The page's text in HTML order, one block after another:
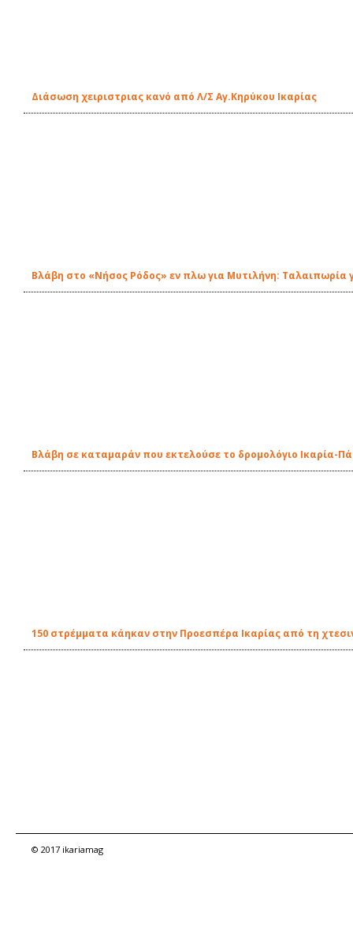
Διάσωση χειριστριας κανό από Λ/Σ Αγ.Κηρύκου Ικαρίας
Βλάβη στο «Νήσος Ρόδος» εν πλω για Μυτιλήνη: Ταλαιπωρία
Βλάβη σε καταμαράν που εκτελούσε το δρομολόγιο Ικαρία-
150 στρέμματα κάηκαν στην Προεσπέρα Ικαρίας από τη
© 2017 ikariamag